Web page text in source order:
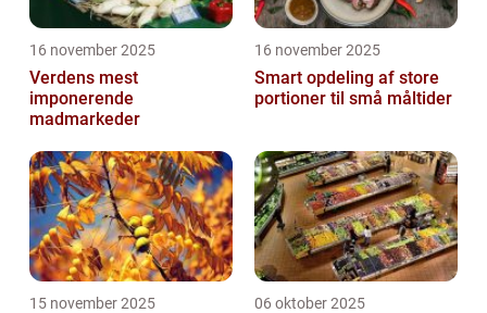
16 november 2025
Verdens mest
imponerende
madmarkeder
16 november 2025
Smart opdeling af store
portioner til små måltider
15 november 2025 06 oktober 2025